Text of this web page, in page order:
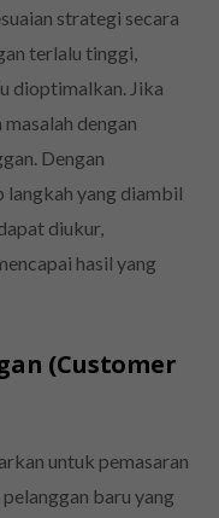
strategi secara
terlalu tinggi,
dioptimalkan. Jika
dengan
Dengan
langkah yang diambil
diukur,
hasil yang
(Customer
untuk pemasaran
baru yang